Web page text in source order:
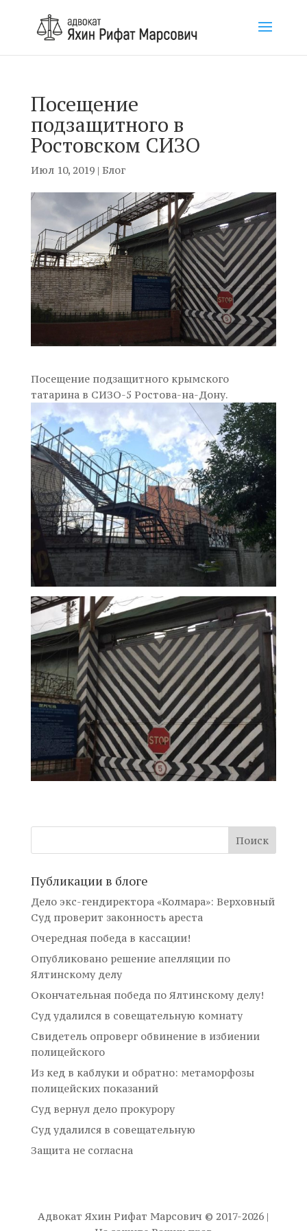
Посещение
подзащитного в
Ростовском СИЗО
Июл 10, 2019| Блог
Посещение подзащитного крымского
татарина в СИЗО-5 Ростова-на-Дону.
Публикации в блоге
Дело экс-гендиректора «Колмара»: Верховный
Суд проверит законность ареста
Очередная победа в кассации!
Опубликовано решение апелляции по
Ялтинскому делу
Окончательная победа по Ялтинскому делу!
Суд удалился в совещательную комнату
Свидетель опроверг обвинение в избиении
полицейского
Из кед в каблуки и обратно: метаморфозы
полицейских показаний
Суд вернул дело прокурору
Суд удалился в совещательную
Защита не согласна
Адвокат Яхин Рифат Марсович © 2017-2026 |